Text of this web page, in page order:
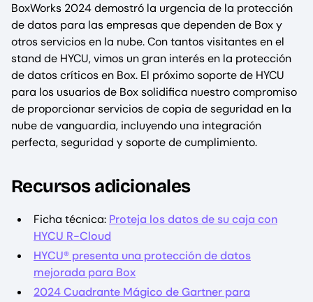
BoxWorks 2024 demostró la urgencia de la protección
de datos para las empresas que dependen de Box y
otros servicios en la nube. Con tantos visitantes en el
stand de HYCU, vimos un gran interés en la protección
de datos críticos en Box. El próximo soporte de HYCU
para los usuarios de Box solidifica nuestro compromiso
de proporcionar servicios de copia de seguridad en la
nube de vanguardia, incluyendo una integración
perfecta, seguridad y soporte de cumplimiento.
Recursos adicionales
Ficha técnica: Proteja los datos de su caja con
HYCU R-Cloud
HYCU® presenta una protección de datos
mejorada para Box
2024 Cuadrante Mágico de Gartner para